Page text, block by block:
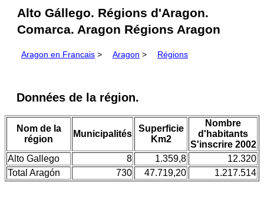
Alto Gállego. Régions d'Aragon.
Comarca. Aragon Régions Aragon
Aragon en Francais > Aragon > Régions
Données de la région.
Nom de la
région
Municipalités
Superficie
Km2
Nombre
d'habitants
S'inscrire 2002
Alto Gallego
8 1.359,8
12.320
Total Aragón
730 47.719,20 1.217.514